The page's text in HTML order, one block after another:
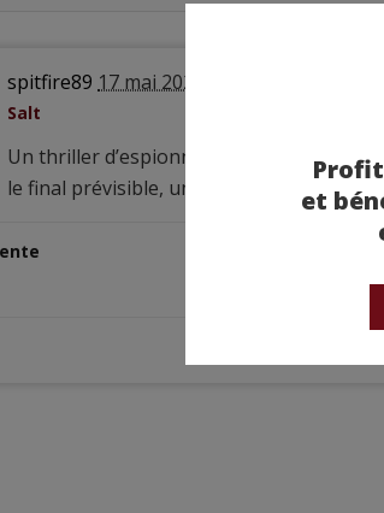
et
spitfire89 17 mai 2026
Salt
Un thriller d’espionnage, l’action est
le final prévisible, une histoire prenante